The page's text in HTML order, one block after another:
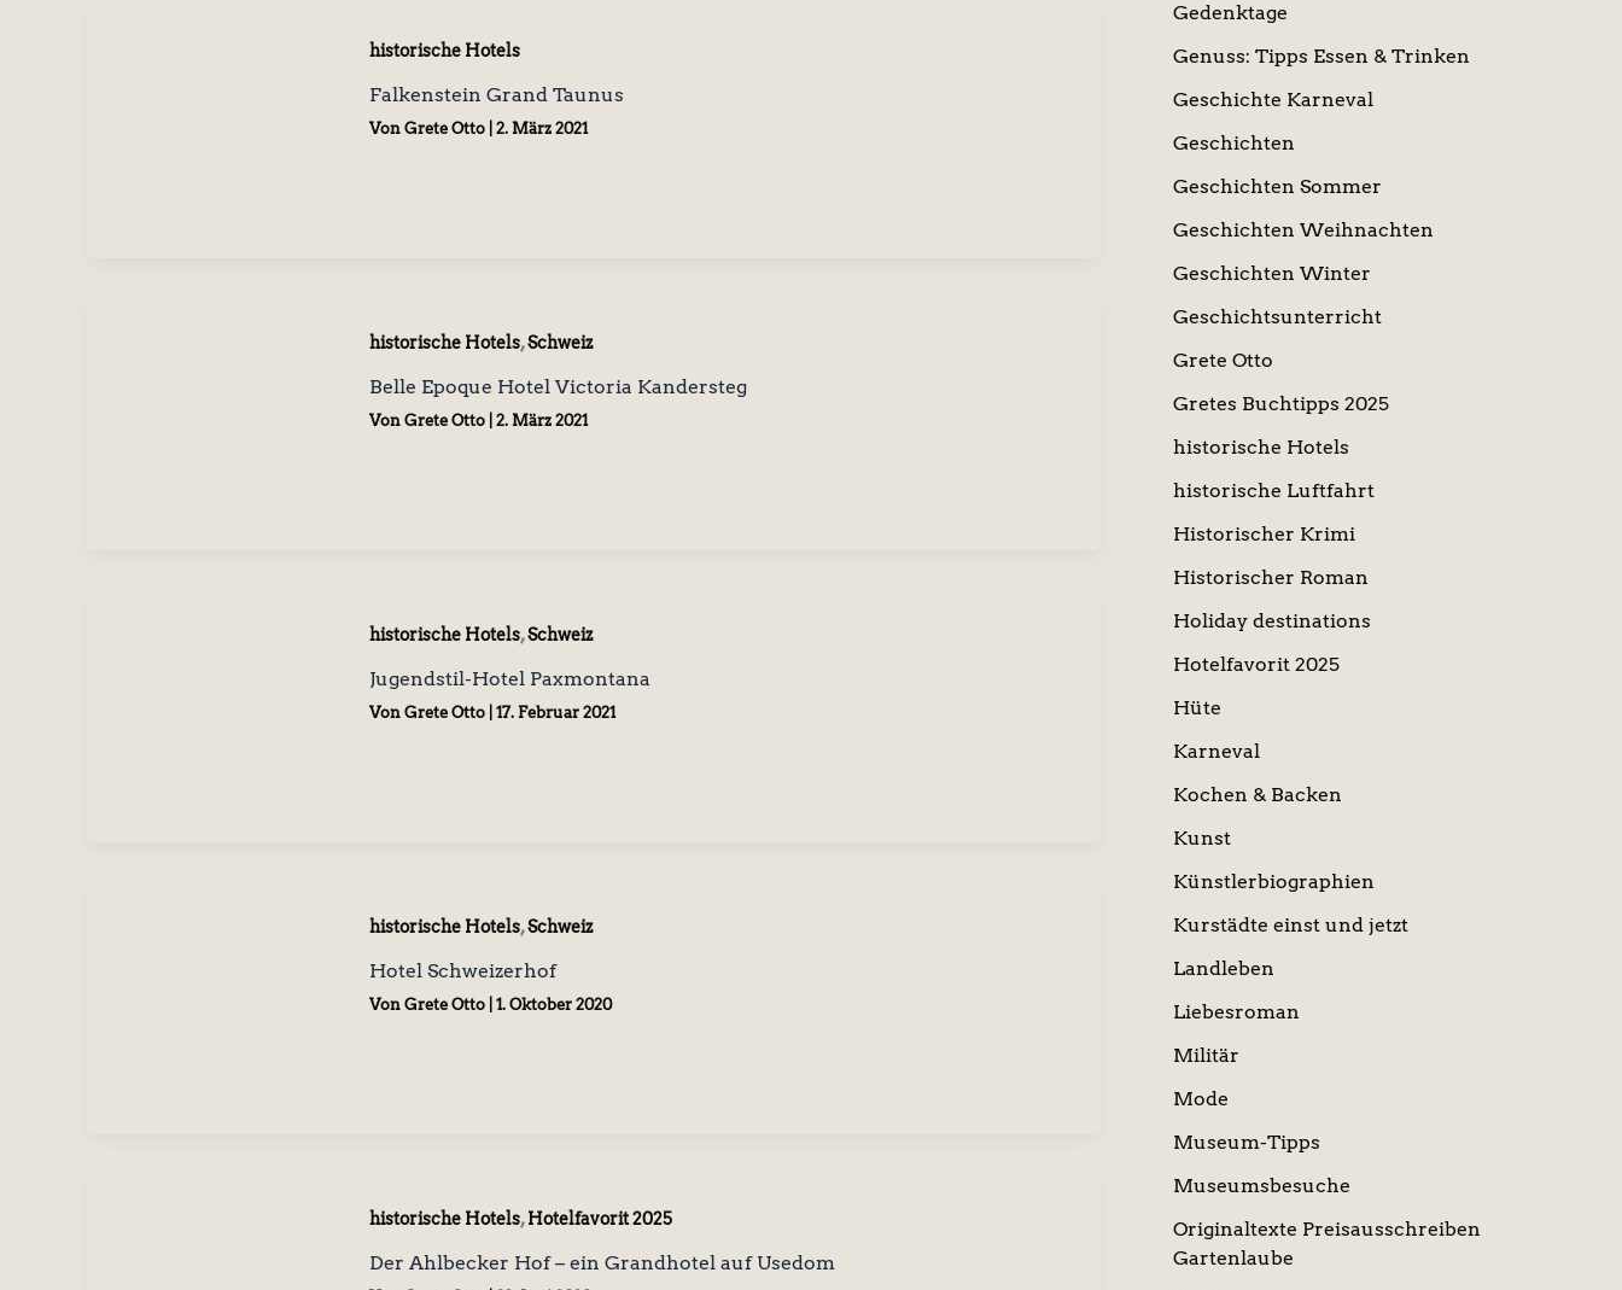
historische Hotels
Falkenstein Grand Taunus
Von Grete Otto 2. März 2021
historische Hotels,Schweiz
Belle Epoque Hotel Victoria Kandersteg
Von Grete Otto 2. März 2021
historische Hotels,Schweiz
Jugendstil-Hotel Paxmontana
Von Grete Otto 17. Februar 2021
historische Hotels,Schweiz
Hotel Schweizerhof
Von Grete Otto 1. Oktober 2020
historische Hotels,Hotelfavorit 2025
Der Ahlbecker Hof – ein Grandhotel auf Usedom
Gedenktage
Genuss: Tipps Essen & Trinken
Geschichte Karneval
Geschichten
Geschichten Sommer
Geschichten Weihnachten
Geschichten Winter
Geschichtsunterricht
Grete Otto
Gretes Buchtipps 2025
historische Hotels
historische Luftfahrt
Historischer Krimi
Historischer Roman
Holiday destinations
Hotelfavorit 2025
Hüte
Karneval
Kochen & Backen
Kunst
Künstlerbiographien
Kurstädte einst und jetzt
Landleben
Liebesroman
Militär
Mode
Museum-Tipps
Museumsbesuche
Originaltexte Preisausschreiben
Gartenlaube